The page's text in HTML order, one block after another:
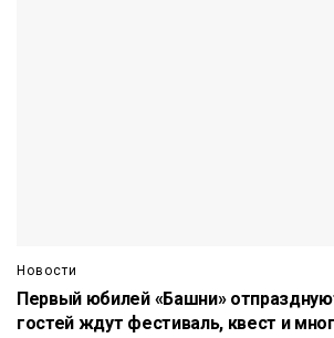
Новости
Первый юбилей «Башни»
гостей ждут фестиваль, квест и